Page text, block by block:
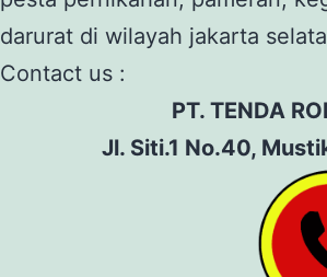
darurat di wilayah jakarta
Contact us :
PT. TENDA
Jl. Siti.1 No.40,